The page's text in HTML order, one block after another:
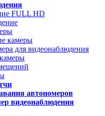
FULL НD
камеры
для видеонаблюдения
автономеров
видеонаблюдения